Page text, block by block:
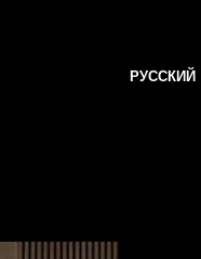
РУССКИЙ